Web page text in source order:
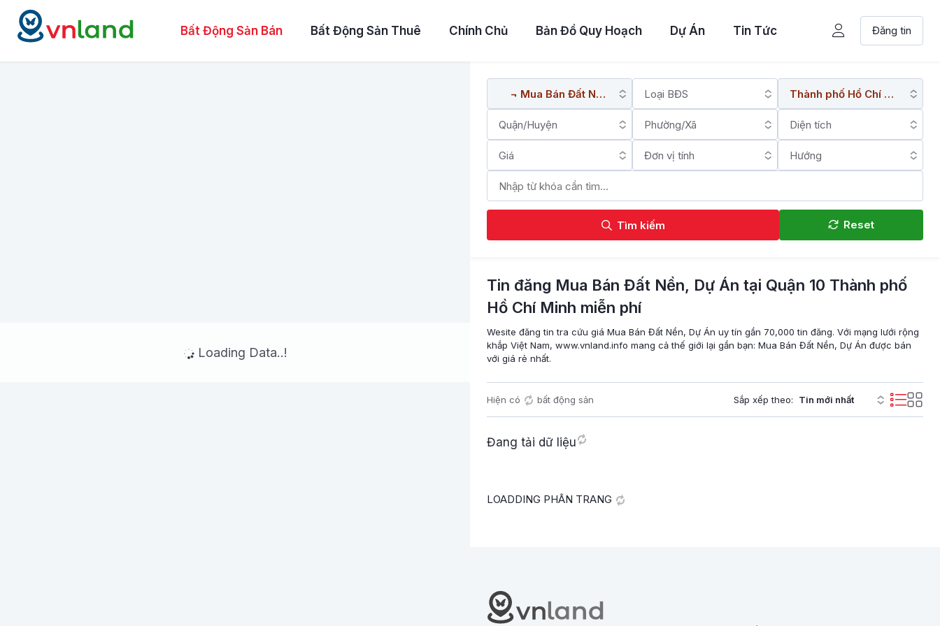
Bất Động Sản Bán Bất Động Sản Thuê Chính Chủ Bản Đồ Quy Hoạch Dự Án Tin Tức Đăng tin
Tìm kiếm Reset
Tin đăng Mua Bán Đất Nền, Dự Án tại Quận 10 Thành phố
Hồ Chí Minh miễn phí
Wesite đăng tin tra cứu giá Mua Bán Đất Nền, Dự Án uy tín gần 70,000 tin đăng. Với mạng lưới rộng
khắp Việt Nam, www.vnland.info mang cả thế giới lại gần bạn: Mua Bán Đất Nền, Dự Án được bán
với giá rẻ nhất.
Hiện có bất động sản Sắp xếp theo:
Đang tải dữ liệu
LOADDING PHÂN TRANG
Loading Data..!